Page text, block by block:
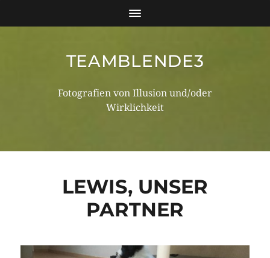
TEAMBLENDE3
Fotografien von Illusion und/oder
Wirklichkeit
LEWIS, UNSER
PARTNER